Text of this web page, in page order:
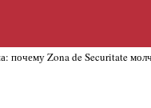
почему Zona de Securitate